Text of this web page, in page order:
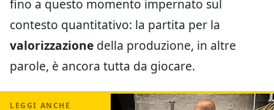
fino a questo momento impernato sul
contesto quantitativo: la partita per la
valorizzazione della produzione, in altre
parole, è ancora tutta da giocare.